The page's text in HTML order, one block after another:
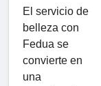
El servicio de
belleza con
Fedua se
convierte en
una